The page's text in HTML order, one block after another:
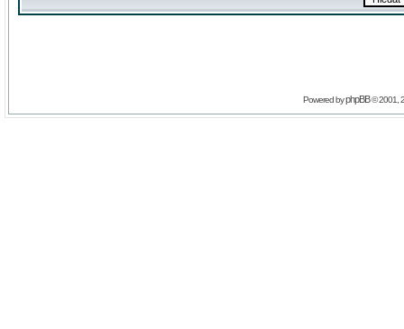
Powered byphpBB© 2001,